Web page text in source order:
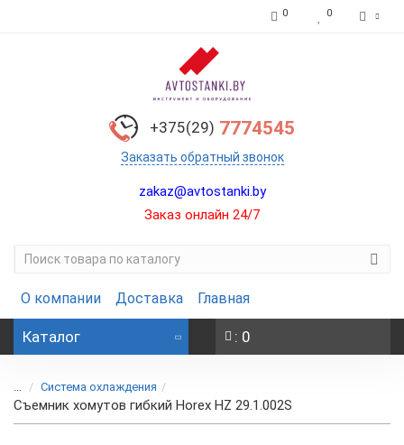
0 0
+375(29) 7774545
Заказать обратный звонок
zakaz@avtostanki.by
Заказ онлайн 24/7
О компании Доставка Главная
Каталог : 0
... Система охлаждения
Съемник хомутов гибкий Horex HZ 29.1.002S